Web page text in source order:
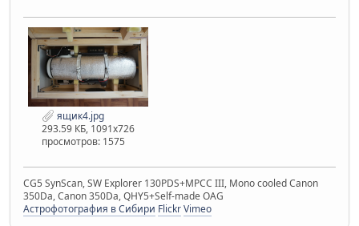
ящик4.jpg
293.59 КБ, 1091x726
просмотров: 1575
CG5 SynScan, SW Explorer 130PDS+MPCC III, Mono cooled Canon
350Da, Canon 350Da, QHY5+Self-made OAG
Астрофотография в Сибири FlickrVimeo